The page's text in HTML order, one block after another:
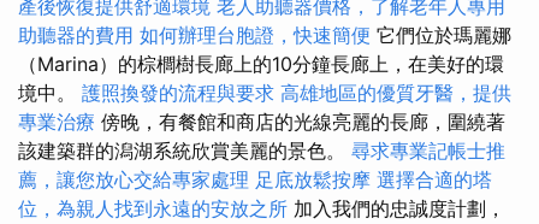
產後恢復提供舒適環境 老人助聽器價格，了解老年人專用
助聽器的費用 如何辦理台胞證，快速簡便 它們位於瑪麗娜
（Marina）的棕櫚樹長廊上的10分鐘長廊上，在美好的環
境中。 護照換發的流程與要求 高雄地區的優質牙醫，提供
專業治療 傍晚，有餐館和商店的光線亮麗的長廊，圍繞著
該建築群的潟湖系統欣賞美麗的景色。 尋求專業記帳士推
薦，讓您放心交給專家處理 足底放鬆按摩 選擇合適的塔
位，為親人找到永遠的安放之所 加入我們的忠誠度計劃，